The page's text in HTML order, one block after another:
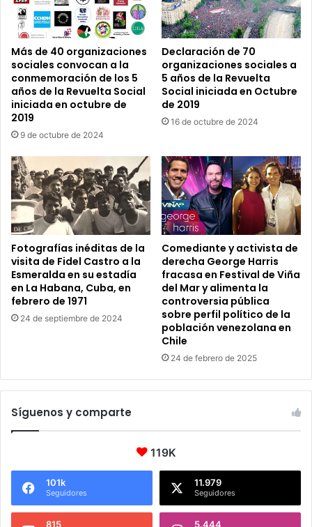
Más de 40 organizaciones
sociales convocan a la
conmemoración de los 5
años de la Revuelta Social
iniciada en octubre de
2019
9 de octubre de 2024
Declaración de 70
organizaciones sociales a
5 años de la Revuelta
Social iniciada en Octubre
de 2019
16 de octubre de 2024
Fotografías inéditas de la
visita de Fidel Castro a la
Esmeralda en su estadía
en La Habana, Cuba, en
febrero de 1971
24 de septiembre de 2024
Comediante y activista de
derecha George Harris
fracasa en Festival de Viña
del Mar y alimenta la
controversia pública
sobre perfil político de la
población venezolana en
Chile
24 de febrero de 2025
Síguenos y comparte
119K
101k
Seguidores
11.979
Seguidores
815 5.444